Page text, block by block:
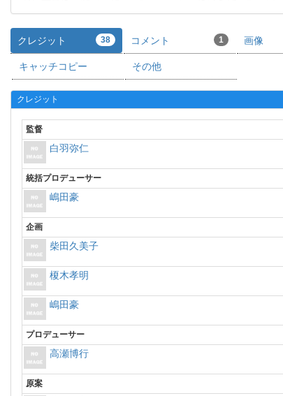
クレジット 38 コメント 1 画像
キャッチコピー その他
クレジット
監督
白羽弥仁
統括プロデューサー
嶋田豪
企画
柴田久美子
榎木孝明
嶋田豪
プロデューサー
高瀬博行
原案